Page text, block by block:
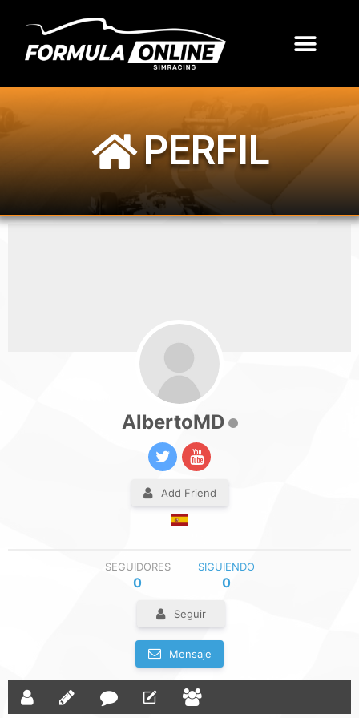
PERFIL
AlbertoMD
Add Friend
SEGUIDORES
0
SIGUIENDO
0
Seguir
Mensaje